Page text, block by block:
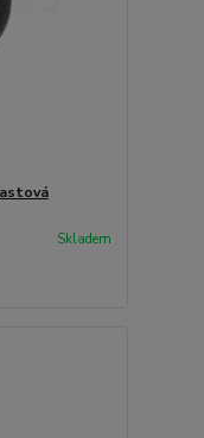
Skladem